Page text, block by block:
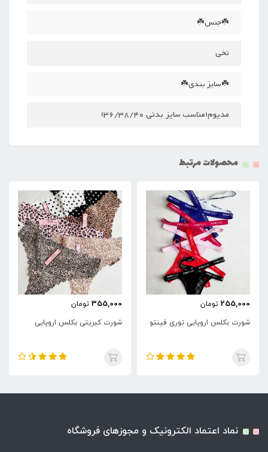
☘️جنس☘️
نخی
☘️سایز بندی☘️
مدیوم(مناسب سایز بدنی 36/38/40)
محصولات مرتبط
255,000 تومان
شورت بکلس اروپایی توری فینتو
355,000 تومان
شورت کبریتی بکلس اروپایی
نماد اعتماد الکترونیک و مجوزهای فروشگاه